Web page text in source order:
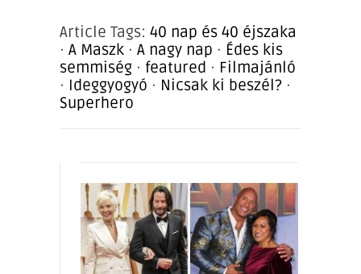
Article Tags: 40 nap és 40 éjszaka
· A Maszk · A nagy nap · Édes kis
semmiség · featured · Filmajánló
· Ideggyogyó · Nicsak ki beszél? ·
Superhero